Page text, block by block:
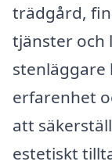
trädgård,
tjänster och
stenläggare
erfarenhet
att
estetiskt